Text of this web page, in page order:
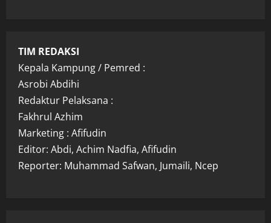
TIM REDAKSI
Kepala Kampung / Pemred :
Asrobi Abdihi
Redaktur Pelaksana :
Fakhrul Azhim
Marketing : Afifudin
Editor: Abdi, Achim Nadfia, Afifudin
Reporter: Muhammad Safwan, Jumaili, Ncep